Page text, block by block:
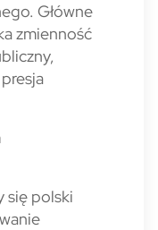
Główne
zmienność
się polski